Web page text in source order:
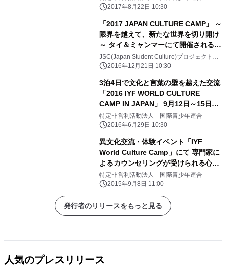
援・参加無料・先着順受付開始
2017年8月22日 10:30
「2017 JAPAN CULTURE CAMP」 ～
限界を越えて、新たな世界を切り開け
～ タイ＆ミャンマーにて開催される日
本文化キャンプの JSCプロジェクト推
進メンバー募集
JSC(Japan Student Culture)プロジェクト推
進会2016年12月21日 10:30
3泊4日で文化と言葉の壁を越えた交流
「2016 IYF WORLD CULTURE
CAMP IN JAPAN」 9月12日～15日開
催＠東京・代々木 ボランティア学生
＆一般参加者 募集受付中！
特定非営利活動法人 国際青少年連合
2016年6月29日 10:30
異文化交流・体験イベント「IYF
World Culture Camp」にて 専門家に
よるカウンセリングが受けられる心の
健康ケア スペシャルイベント 「Mind
Lecture」を代々木にて開催 ＜9月
22日～25日＞
特定非営利活動法人 国際青少年連合
2015年9月8日 11:00
発行者のリリースをもっと見る
人気のプレスリリース